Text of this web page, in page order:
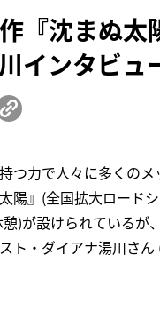
『沈まぬ
インタビュ
持つ力で人々に多くの
太陽』(全国拡大ロード
憩)が設けられているが
ト・ダイアナ湯川さ